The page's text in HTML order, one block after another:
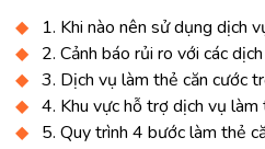
1. Khi nào nên sử dụng dịch
2. Cảnh báo rủi ro với các
3. Dịch vụ làm thẻ căn cước
4. Khu vực hỗ trợ dịch vụ làm
5. Quy trình 4 bước làm thẻ